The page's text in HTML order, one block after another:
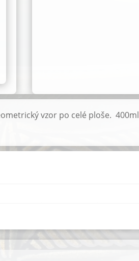
vzor po celé ploše. 400ml